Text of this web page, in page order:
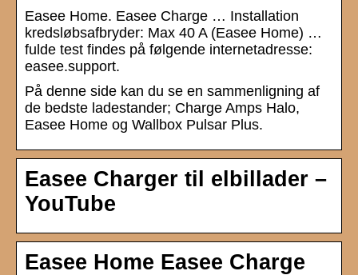
Easee Home. Easee Charge … Installation
kredsløbsafbryder: Max 40 A (Easee Home) …
fulde test findes på følgende internetadresse:
easee.support.
På denne side kan du se en sammenligning af
de bedste ladestander; Charge Amps Halo,
Easee Home og Wallbox Pulsar Plus.
Easee Charger til elbillader –
YouTube
Easee Home Easee Charge